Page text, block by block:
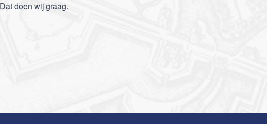
Dat doen wij graag.